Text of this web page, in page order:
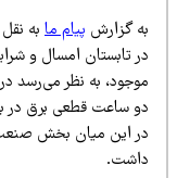
گزارشپیام مابه نقل از
تابستان امسال و شرایط
به نظر می‌رسد در
ساعت قطعی برق در
این میان بخش صنعت نیز